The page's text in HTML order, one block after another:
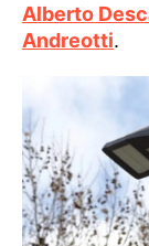
Alberto
Andreotti.